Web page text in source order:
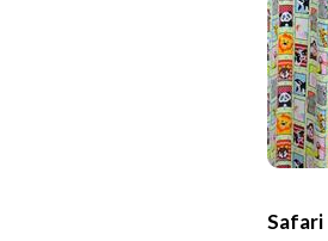
Safari